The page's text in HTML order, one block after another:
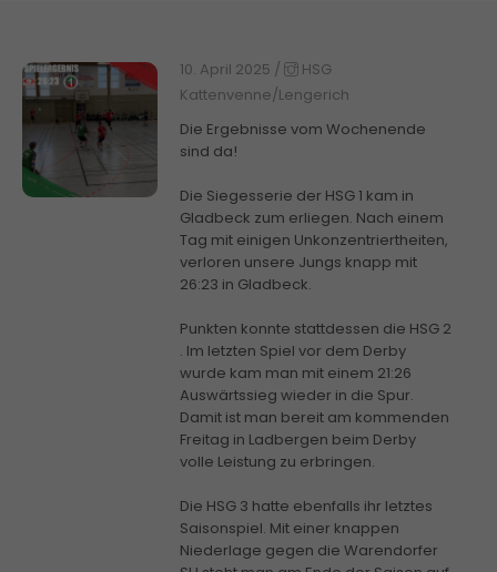
10. April 2025 /
HSG
Kattenvenne/Lengerich
Die Ergebnisse vom Wochenende
sind da!
Die Siegesserie der HSG 1 kam in
Gladbeck zum erliegen. Nach einem
Tag mit einigen Unkonzentriertheiten,
verloren unsere Jungs knapp mit
26:23 in Gladbeck.
Punkten konnte stattdessen die HSG 2
. Im letzten Spiel vor dem Derby
wurde kam man mit einem 21:26
Auswärtssieg wieder in die Spur.
Damit ist man bereit am kommenden
Freitag in Ladbergen beim Derby
volle Leistung zu erbringen.
Die HSG 3 hatte ebenfalls ihr letztes
Saisonspiel. Mit einer knappen
Niederlage gegen die Warendorfer